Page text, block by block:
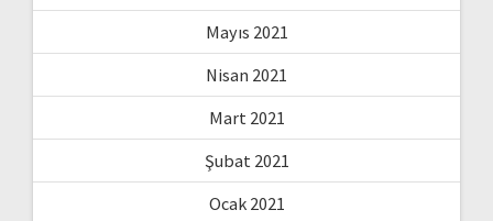
Mayıs 2021
Nisan 2021
Mart 2021
Şubat 2021
Ocak 2021